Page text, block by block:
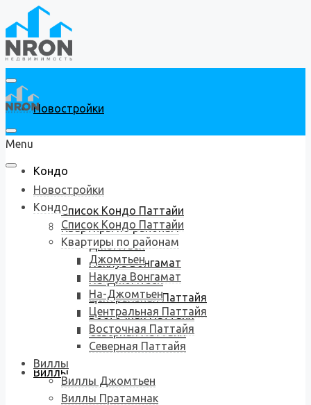
Новостройки
Кондо
Список Кондо Паттайи
Квартиры по районам
Джомтьен
Наклуа Вонгамат
На-Джомтьен
Центральная Паттайя
Восточная Паттайя
Северная Паттайя
Виллы
Menu
Новостройки
Кондо
Список Кондо Паттайи
Квартиры по районам
Джомтьен
Наклуа Вонгамат
На-Джомтьен
Центральная Паттайя
Восточная Паттайя
Северная Паттайя
Виллы
Виллы Джомтьен
Виллы Пратамнак